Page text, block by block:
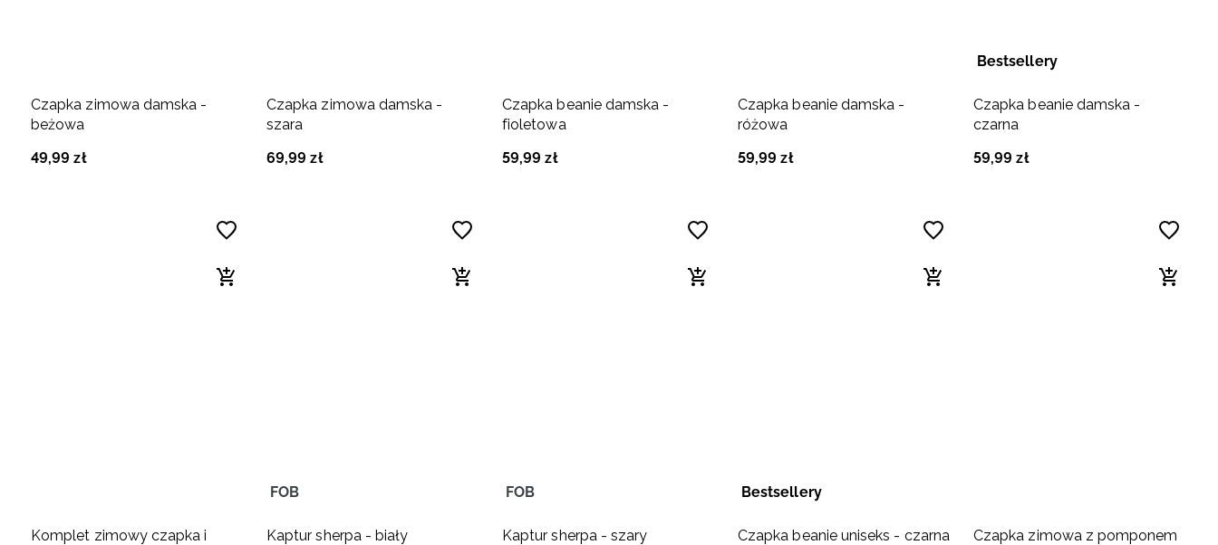
Czapka zimowa damska -
beżowa
49,99 zł
Czapka zimowa damska -
szara
69,99 zł
Czapka beanie damska -
fioletowa
59,99 zł
Czapka beanie damska -
różowa
59,99 zł
Bestsellery
Czapka beanie damska -
czarna
59,99 zł
Komplet zimowy czapka i
FOB
Kaptur sherpa - biały
FOB
Kaptur sherpa - szary
Bestsellery
Czapka beanie uniseks - czarna
Czapka zimowa z pomponem